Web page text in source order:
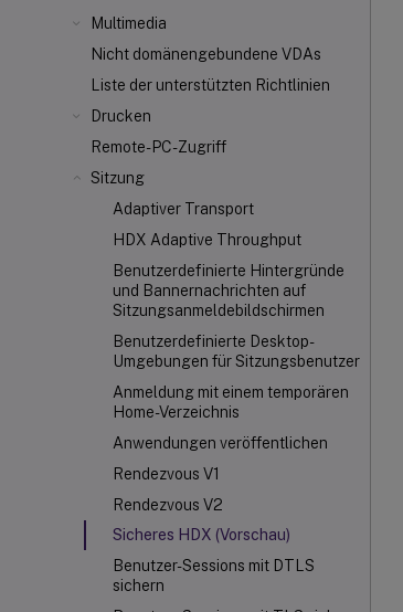
Multimedia
Nicht domänengebundene VDAs
Liste der unterstützten Richtlinien
Drucken
Remote-PC-Zugriff
Sitzung
Adaptiver Transport
HDX Adaptive Throughput
Benutzerdefinierte Hintergründe
und Bannernachrichten auf
Sitzungsanmeldebildschirmen
Benutzerdefinierte Desktop-
Umgebungen für Sitzungsbenutzer
Anmeldung mit einem temporären
Home-Verzeichnis
Anwendungen veröffentlichen
Rendezvous V1
Rendezvous V2
Sicheres HDX (Vorschau)
Benutzer-Sessions mit DTLS
sichern